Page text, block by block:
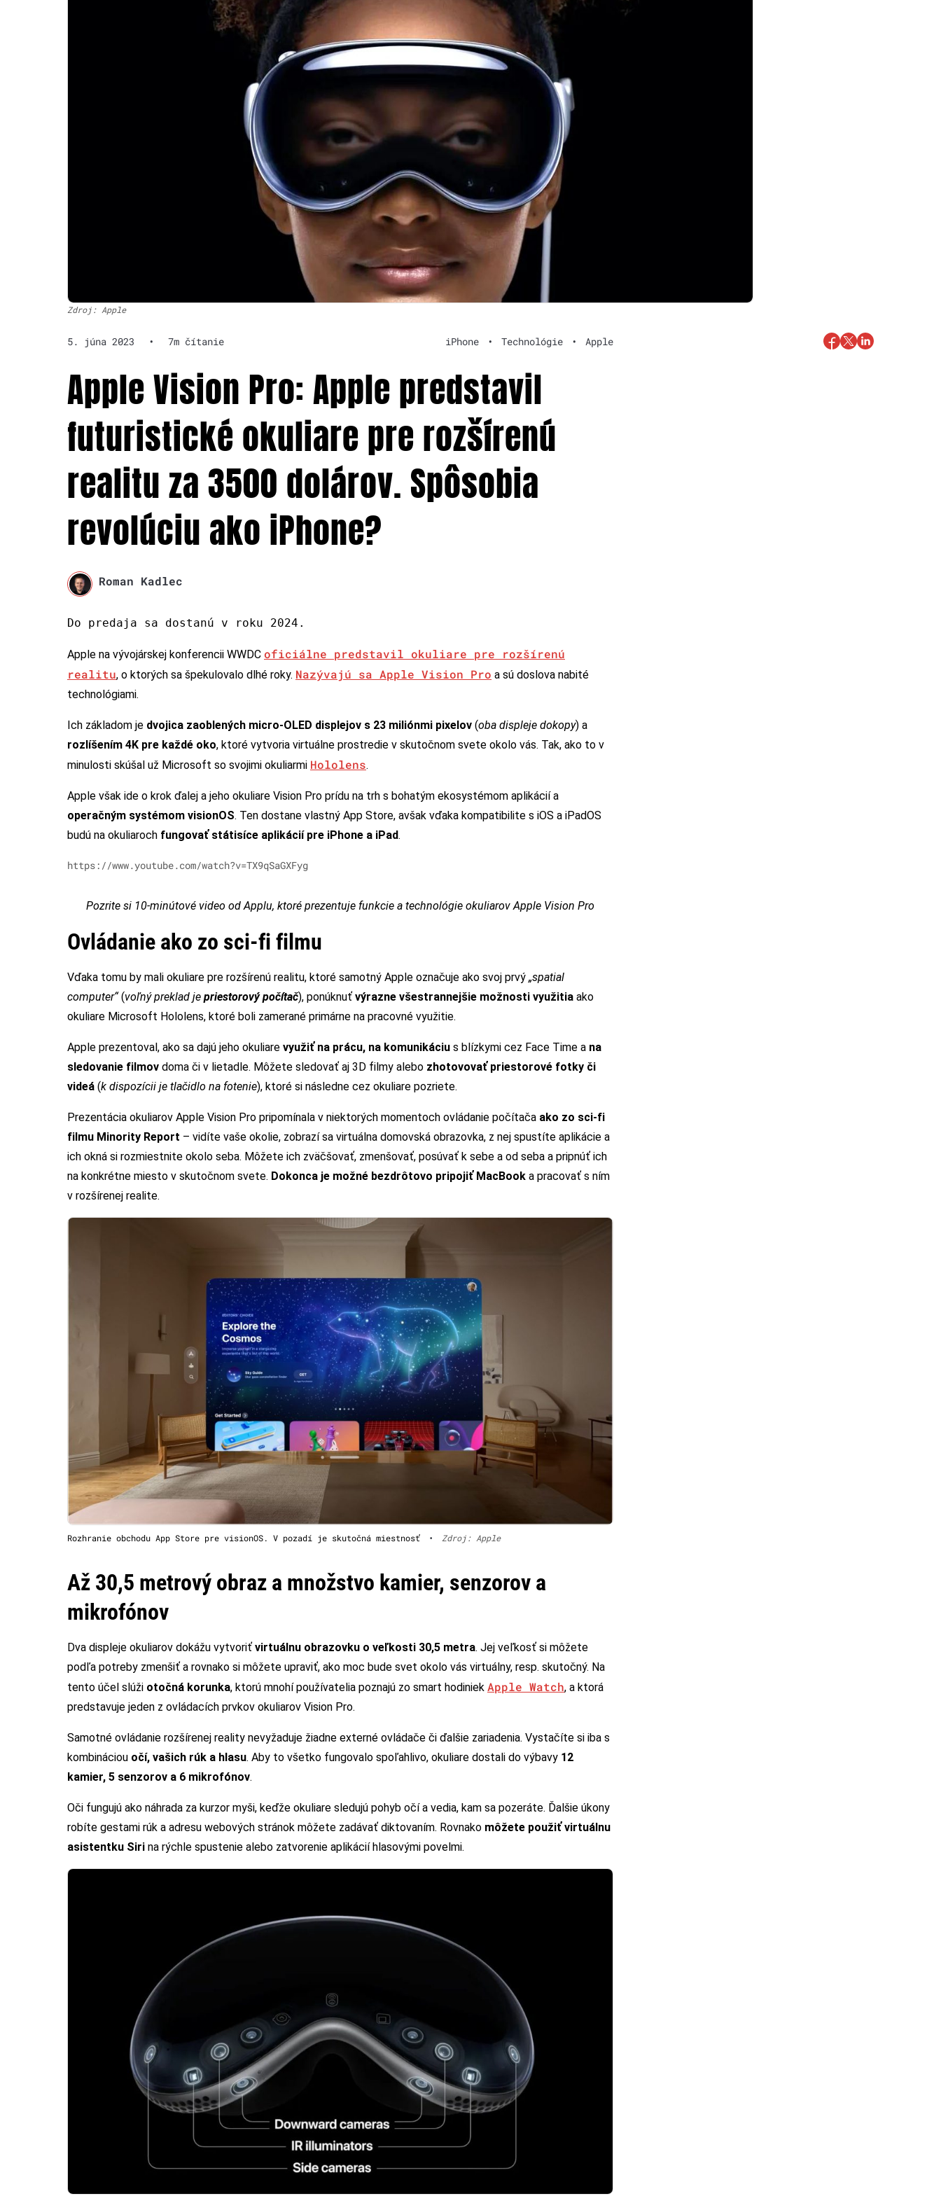
Zdroj: Apple
5. júna 2023 • 7m čítanie iPhone • Technológie • Apple
Apple Vision Pro: Apple predstavil
futuristické okuliare pre rozšírenú
realitu za 3500 dolárov. Spôsobia
revolúciu ako iPhone?
Roman Kadlec
Do predaja sa dostanú v roku 2024.
Apple na vývojárskej konferencii WWDC oficiálne predstavil okuliare pre rozšírenú
realitu, o ktorých sa špekulovalo dlhé roky. Nazývajú sa Apple Vision Pro a sú doslova nabité
technológiami.
Ich základom je dvojica zaoblených micro-OLED displejov s 23 miliónmi pixelov (oba displeje dokopy) a
rozlíšením 4K pre každé oko, ktoré vytvoria virtuálne prostredie v skutočnom svete okolo vás. Tak, ako to v
minulosti skúšal už Microsoft so svojimi okuliarmi Hololens.
Apple však ide o krok ďalej a jeho okuliare Vision Pro prídu na trh s bohatým ekosystémom aplikácií a
operačným systémom visionOS. Ten dostane vlastný App Store, avšak vďaka kompatibilite s iOS a iPadOS
budú na okuliaroch fungovať státisíce aplikácií pre iPhone a iPad.
https://www.youtube.com/watch?v=TX9qSaGXFyg
Pozrite si 10-minútové video od Applu, ktoré prezentuje funkcie a technológie okuliarov Apple Vision Pro
Ovládanie ako zo sci-fi filmu
Vďaka tomu by mali okuliare pre rozšírenú realitu, ktoré samotný Apple označuje ako svoj prvý „spatial
computer“ (voľný preklad je priestorový počítač), ponúknuť výrazne všestrannejšie možnosti využitia ako
okuliare Microsoft Hololens, ktoré boli zamerané primárne na pracovné využitie.
Apple prezentoval, ako sa dajú jeho okuliare využiť na prácu, na komunikáciu s blízkymi cez Face Time a na
sledovanie filmov doma či v lietadle. Môžete sledovať aj 3D filmy alebo zhotovovať priestorové fotky či
videá (k dispozícii je tlačidlo na fotenie), ktoré si následne cez okuliare pozriete.
Prezentácia okuliarov Apple Vision Pro pripomínala v niektorých momentoch ovládanie počítača ako zo sci-fi
filmu Minority Report – vidíte vaše okolie, zobrazí sa virtuálna domovská obrazovka, z nej spustíte aplikácie a
ich okná si rozmiestnite okolo seba. Môžete ich zväčšovať, zmenšovať, posúvať k sebe a od seba a pripnúť ich
na konkrétne miesto v skutočnom svete. Dokonca je možné bezdrôtovo pripojiť MacBook a pracovať s ním
v rozšírenej realite.
Rozhranie obchodu App Store pre visionOS. V pozadí je skutočná miestnosť • Zdroj: Apple
Až 30,5 metrový obraz a množstvo kamier, senzorov a
mikrofónov
Dva displeje okuliarov dokážu vytvoriť virtuálnu obrazovku o veľkosti 30,5 metra. Jej veľkosť si môžete
podľa potreby zmenšiť a rovnako si môžete upraviť, ako moc bude svet okolo vás virtuálny, resp. skutočný. Na
tento účel slúži otočná korunka, ktorú mnohí používatelia poznajú zo smart hodiniek Apple Watch, a ktorá
predstavuje jeden z ovládacích prvkov okuliarov Vision Pro.
Samotné ovládanie rozšírenej reality nevyžaduje žiadne externé ovládače či ďalšie zariadenia. Vystačíte si iba s
kombináciou očí, vašich rúk a hlasu. Aby to všetko fungovalo spoľahlivo, okuliare dostali do výbavy 12
kamier, 5 senzorov a 6 mikrofónov.
Oči fungujú ako náhrada za kurzor myši, keďže okuliare sledujú pohyb očí a vedia, kam sa pozeráte. Ďalšie úkony
robíte gestami rúk a adresu webových stránok môžete zadávať diktovaním. Rovnako môžete použiť virtuálnu
asistentku Siri na rýchle spustenie alebo zatvorenie aplikácií hlasovými povelmi.